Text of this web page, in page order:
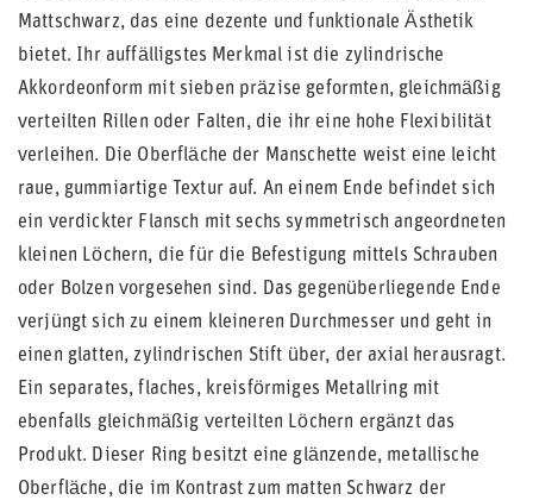
Mattschwarz, das eine dezente und funktionale Ästhetik
bietet. Ihr auffälligstes Merkmal ist die zylindrische
Akkordeonform mit sieben präzise geformten, gleichmäßig
verteilten Rillen oder Falten, die ihr eine hohe Flexibilität
verleihen. Die Oberfläche der Manschette weist eine leicht
raue, gummiartige Textur auf. An einem Ende befindet sich
ein verdickter Flansch mit sechs symmetrisch angeordneten
kleinen Löchern, die für die Befestigung mittels Schrauben
oder Bolzen vorgesehen sind. Das gegenüberliegende Ende
verjüngt sich zu einem kleineren Durchmesser und geht in
einen glatten, zylindrischen Stift über, der axial herausragt.
Ein separates, flaches, kreisförmiges Metallring mit
ebenfalls gleichmäßig verteilten Löchern ergänzt das
Produkt. Dieser Ring besitzt eine glänzende, metallische
Oberfläche, die im Kontrast zum matten Schwarz der